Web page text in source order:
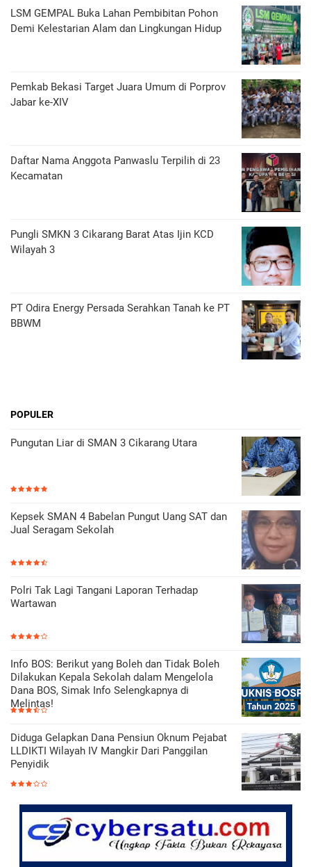
LSM GEMPAL Buka Lahan Pembibitan Pohon
Demi Kelestarian Alam dan Lingkungan Hidup
Pemkab Bekasi Target Juara Umum di Porprov
Jabar ke-XIV
Daftar Nama Anggota Panwaslu Terpilih di 23
Kecamatan
Pungli SMKN 3 Cikarang Barat Atas Ijin KCD
Wilayah 3
PT Odira Energy Persada Serahkan Tanah ke PT
BBWM
POPULER
Pungutan Liar di SMAN 3 Cikarang Utara
Kepsek SMAN 4 Babelan Pungut Uang SAT dan
Jual Seragam Sekolah
Polri Tak Lagi Tangani Laporan Terhadap
Wartawan
Info BOS: Berikut yang Boleh dan Tidak Boleh
Dilakukan Kepala Sekolah dalam Mengelola
Dana BOS, Simak Info Selengkapnya di
Melintas!
Diduga Gelapkan Dana Pensiun Oknum Pejabat
LLDIKTI Wilayah IV Mangkir Dari Panggilan
Penyidik